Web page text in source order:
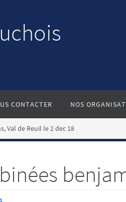
CONTACTER NOS
Val de Reuil le 2 dec 18